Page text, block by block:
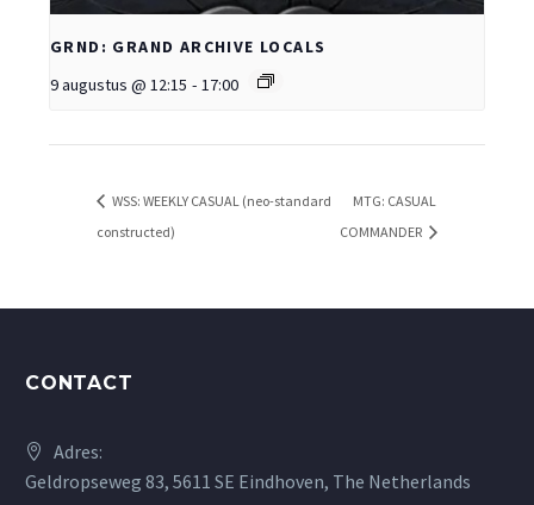
GRND: GRAND ARCHIVE LOCALS
9 augustus @ 12:15 - 17:00
WSS: WEEKLY CASUAL (neo-standard
constructed)
MTG: CASUAL
COMMANDER
CONTACT
Adres:
Geldropseweg 83, 5611 SE Eindhoven, The Netherlands